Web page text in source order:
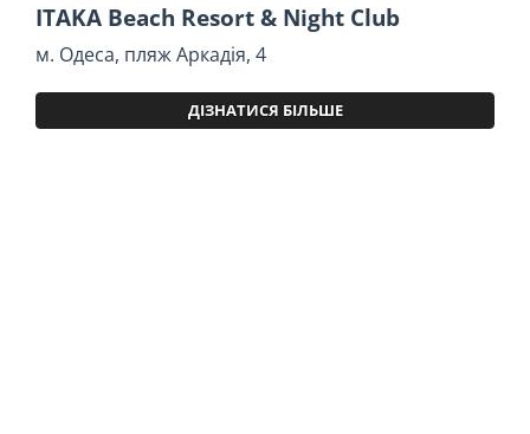
ITAKA Beach Resort & Night Club
м. Одеса, пляж Аркадія, 4
ДІЗНАТИСЯ БІЛЬШЕ